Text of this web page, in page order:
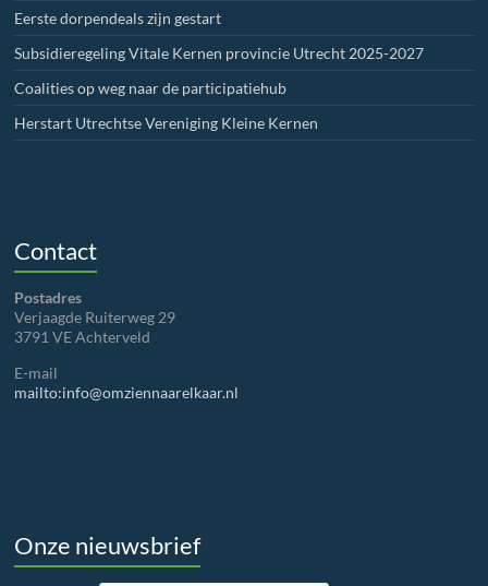
Eerste dorpendeals zijn gestart
Subsidieregeling Vitale Kernen provincie Utrecht 2025-2027
Coalities op weg naar de participatiehub
Herstart Utrechtse Vereniging Kleine Kernen
Contact
Postadres
Verjaagde Ruiterweg 29
3791 VE Achterveld
E-mail
mailto:info@omziennaarelkaar.nl
Onze nieuwsbrief